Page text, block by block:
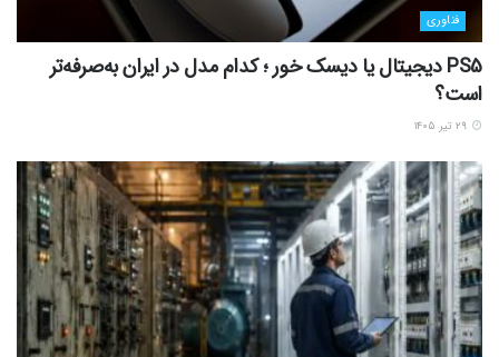
فناوری
PS5 دیجیتال یا دیسک خور ؛ کدام مدل در ایران به‌صرفه‌تر
است؟